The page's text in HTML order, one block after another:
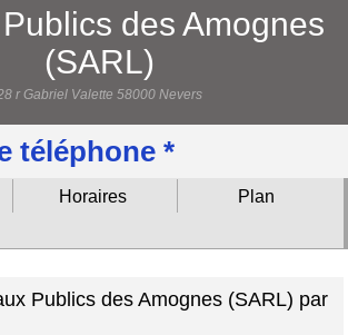
des Amognes
(SARL)
r Gabriel Valette 58000 Nevers
téléphone *
Horaires
Plan
Publics des Amognes (SARL) par